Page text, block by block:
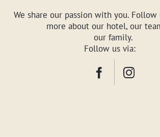
We share our passion with you.
more about our hotel, our
our family.
Follow us via: